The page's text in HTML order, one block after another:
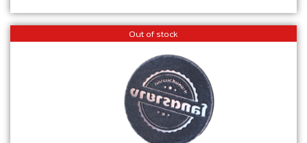
Out of stock